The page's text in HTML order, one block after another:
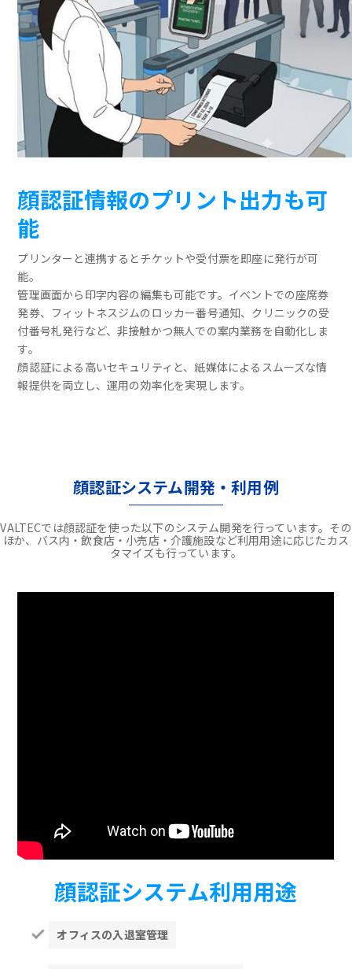
顔認証情報のプリント出力も可
能
プリンターと連携するとチケットや受付票を即座に発行が可
能。
管理画面から印字内容の編集も可能です。イベントでの座席券
発券、フィットネスジムのロッカー番号通知、クリニックの受
付番号札発行など、非接触かつ無人での案内業務を自動化しま
す。
顔認証による高いセキュリティと、紙媒体によるスムーズな情
報提供を両立し、運用の効率化を実現します。
顔認証システム開発・利用例
VALTECでは顔認証を使った以下のシステム開発を行っています。その
ほか、バス内・飲食店・小売店・介護施設など利用用途に応じたカス
タマイズも行っています。
顔認証システム利用用途
オフィスの入退室管理